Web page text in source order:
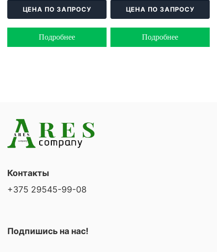
ЦЕНА ПО ЗАПРОСУ
Подробнее
ЦЕНА ПО ЗАПРОСУ
Подробнее
Контакты
+375 29545-99-08
Подпишись на нас!